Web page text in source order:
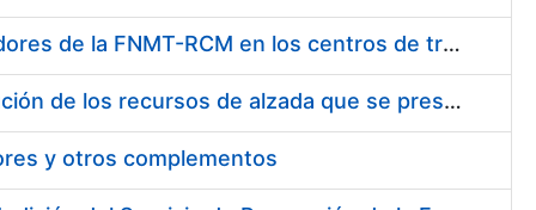
Suministro de gafas graduadas antiproyecciones para los trabajadores de la FNMT-RCM en los centros de trabajo de Madrid y Burgos
Servicios de una empresa externa para el asesoramiento y resolución de los recursos de alzada que se presentan relacionados con procesos de selección para la FNMT-RCM
y otros complementos